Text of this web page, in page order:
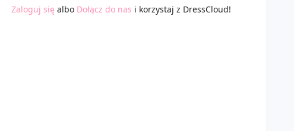
Zaloguj się albo Dołącz do nas i korzystaj z DressCloud!